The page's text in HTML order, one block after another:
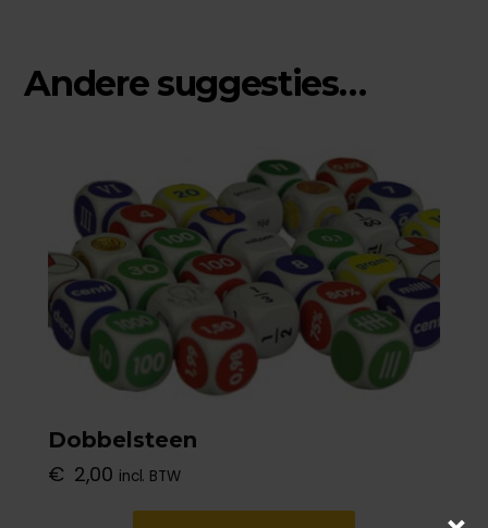
Andere suggesties…
Dobbelsteen
€ 2,00 incl. BTW
product
heeft
meerdere
variaties.
Deze
optie
kan
gekozen
worden